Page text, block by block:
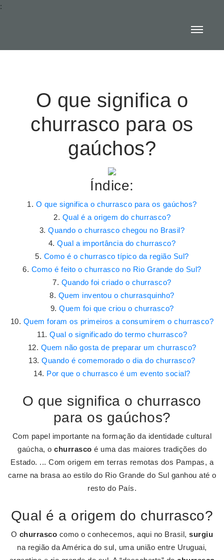
:
O que significa o
churrasco para os
gaúchos?
Índice:
O que significa o churrasco para os gaúchos?
Qual é a origem do churrasco?
Quando o churrasco chegou no Brasil?
Qual a importância do churrasco?
Como é o churrasco típico da região Sul?
Como é feito o churrasco no Rio Grande do Sul?
Quando foi criado o churrasco?
Quem inventou o churrasquinho?
Quem foi que criou o churrasco?
Quem foram os primeiros a consumirem o churrasco?
Qual o significado do termo churrasco?
Quem não gosta de preparar um churrasco?
Quando é comemorado o dia do churrasco?
Por que o churrasco é um evento social?
O que significa o churrasco
para os gaúchos?
Com papel importante na formação da identidade cultural
gaúcha, o churrasco é uma das maiores tradições do
Estado. ... Com origem em terras remotas dos Pampas, a
carne na brasa ao estilo do Rio Grande do Sul ganhou até o
resto do País.
Qual é a origem do churrasco?
O churrasco como o conhecemos, aqui no Brasil,surgiu
na região da América do sul, uma união entre Uruguai,